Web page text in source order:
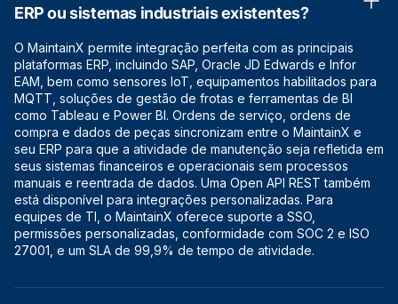
ERP ou sistemas industriais existentes?
O MaintainX permite integração perfeita com as principais
plataformas ERP, incluindo SAP, Oracle JD Edwards e Infor
EAM, bem como sensores IoT, equipamentos habilitados para
MQTT, soluções de gestão de frotas e ferramentas de BI
como Tableau e Power BI. Ordens de serviço, ordens de
compra e dados de peças sincronizam entre o MaintainX e
seu ERP para que a atividade de manutenção seja refletida em
seus sistemas financeiros e operacionais sem processos
manuais e reentrada de dados. Uma Open API REST também
está disponível para integrações personalizadas. Para
equipes de TI, o MaintainX oferece suporte a SSO,
permissões personalizadas, conformidade com SOC 2 e ISO
27001, e um SLA de 99,9% de tempo de atividade.